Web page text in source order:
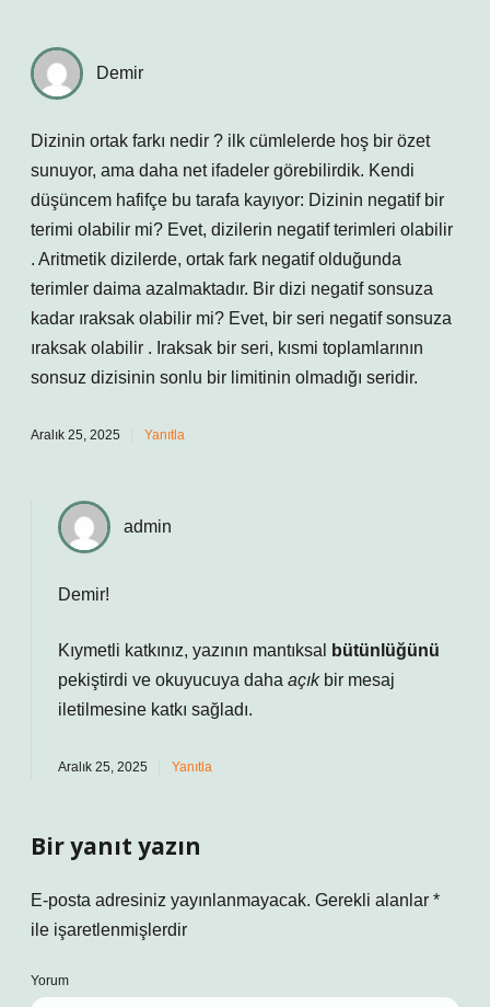
Demir
Dizinin ortak farkı nedir ? ilk cümlelerde hoş bir özet
sunuyor, ama daha net ifadeler görebilirdik. Kendi
düşüncem hafifçe bu tarafa kayıyor: Dizinin negatif bir
terimi olabilir mi? Evet, dizilerin negatif terimleri olabilir
. Aritmetik dizilerde, ortak fark negatif olduğunda
terimler daima azalmaktadır. Bir dizi negatif sonsuza
kadar ıraksak olabilir mi? Evet, bir seri negatif sonsuza
ıraksak olabilir . Iraksak bir seri, kısmi toplamlarının
sonsuz dizisinin sonlu bir limitinin olmadığı seridir.
Aralık 25, 2025 Yanıtla
admin
Demir!
Kıymetli katkınız, yazının mantıksal
bütünlüğünü
pekiştirdi ve okuyucuya daha açıkbir mesaj
iletilmesine katkı sağladı.
Aralık 25, 2025 Yanıtla
Bir yanıt yazın
E-posta adresiniz yayınlanmayacak. Gerekli alanlar *
ile işaretlenmişlerdir
Yorum